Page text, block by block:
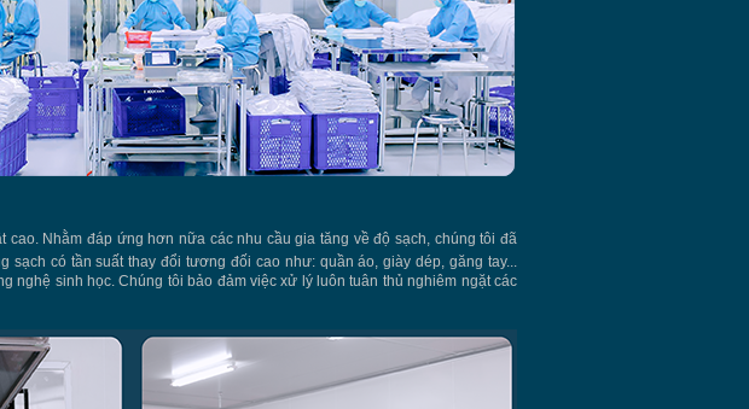
Nhằm đáp ứng hơn nữa các nhu cầu gia tăng về độ sạch, chúng tôi đã
có tần suất thay đổi tương đối cao như: quần áo, giày dép, găng tay...
nghệ sinh học. Chúng tôi bảo đảm việc xử lý luôn tuân thủ nghiêm ngặt các